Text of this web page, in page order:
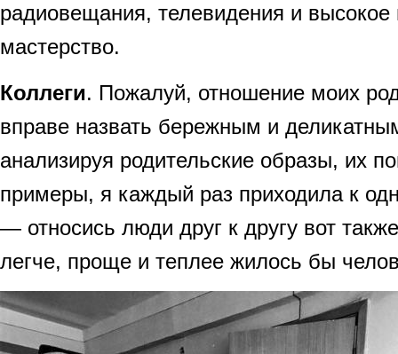
радиовещания, телевидения и
мастерство.
Коллеги. Пожалуй, отношение моих
вправе назвать бережным и
анализируя родительские образы, их
примеры, я каждый раз приходила к
— относись люди друг к другу вот
легче, проще и теплее жилось бы